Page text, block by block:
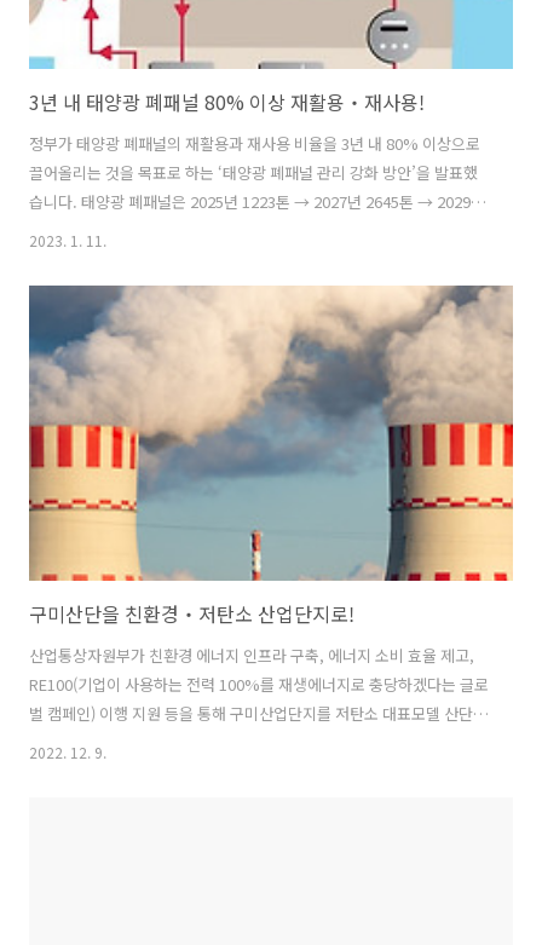
3년 내 태양광 폐패널 80% 이상 재활용‧재사용!
정부가 태양광 폐패널의 재활용과 재사용 비율을 3년 내 80% 이상으로
끌어올리는 것을 목표로 하는 ‘태양광 폐패널 관리 강화 방안’을 발표했
습니다. 태양광 폐패널은 2025년 1223톤 → 2027년 2645톤 → 2029년
6796톤 → 2032년 9632톤으로 급격히 많이 발생할 것으로 전망됩니다.
활용을 통해 알루미늄, 은, 구리, 실리콘 등의 주요 자원을 회수할 수 있
어 자원순환 측면에서도 체계적인 관리가 필요한 상황입니다. 이에 따라
정부가 태양광 패널의 생애 전주기를 고려한 관리 강화 방안을 마련한 것
입니다. 그 내용을 자세히 알아봅니다. ▶ 생산 단계 “재활용이 쉬운 태
양광 패널을 설계하고 생산하도록 유도하겠습니다” √ ..
2023. 1. 11.
구미산단을 친환경‧저탄소 산업단지로!
산업통상자원부가 친환경 에너지 인프라 구축, 에너지 소비 효율 제고,
RE100(기업이 사용하는 전력 100%를 재생에너지로 충당하겠다는 글로
벌 캠페인) 이행 지원 등을 통해 구미산업단지를 저탄소 대표모델 산단으
2022. 12. 9.